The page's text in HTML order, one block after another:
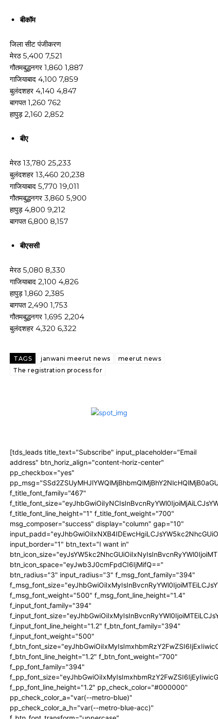
बीकॉम
जिला सीट पंजीकरण
मेरठ 5,400 7,521
गौतमबुद्धनगर 1,860 1,887
गाजियाबाद 4,100 7,859
बुलंदशहर 4,140 4,847
बागपत 1,260 762
हापुड़ 2,160 2,852
बीए
मेरठ 13,780 25,233
बुलंदशहर 13,460 20,238
गाजियाबाद 5,770 19,011
गौतमबुद्धनगर 3,860 5,900
हापुड़ 4,800 9,212
बागपत 6,800 8,157
बीएससी
मेरठ 5,080 8,330
गाजियाबाद 2,100 4,826
हापुड़ 1,860 2,385
बागपत 2,490 1,753
गौतमबुद्धनगर 1,695 2,204
बुलंदशहर 4,320 6,322
TAGS janwani meerut news
meerut news
The registration process for
[tds_leads title_text="Subscribe" input_placeholder="Email
address" btn_horiz_align="content-horiz-center"
pp_checkbox="yes"
f_title_font_family="467"
f_title_font_line_height="1" f_title_font_weight="700"
msg_composer="success" display="column" gap="10"
input_border="1" btn_text="I want in"
btn_icon_space="eyJwb3J0cmFpdCI6IjMifQ=="
btn_radius="3" input_radius="3" f_msg_font_family="394"
f_msg_font_weight="500" f_msg_font_line_height="1.4"
f_input_font_family="394"
f_input_font_line_height="1.2" f_btn_font_family="394"
f_input_font_weight="500"
f_btn_font_line_height="1.2" f_btn_font_weight="700"
f_pp_font_family="394"
f_pp_font_line_height="1.2" pp_check_color="#000000"
pp_check_color_a="var(--metro-blue)"
pp_check_color_a_h="var(--metro-blue-acc)"